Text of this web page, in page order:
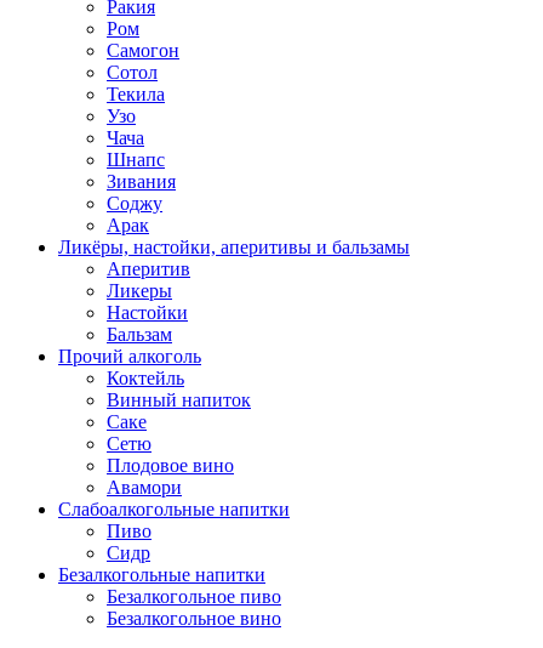
Ракия
Ром
Самогон
Сотол
Текила
Узо
Чача
Шнапс
Зивания
Соджу
Арак
Ликёры, настойки, аперитивы и бальзамы
Аперитив
Ликеры
Настойки
Бальзам
Прочий алкоголь
Коктейль
Винный напиток
Саке
Сетю
Плодовое вино
Авамори
Слабоалкогольные напитки
Пиво
Сидр
Безалкогольные напитки
Безалкогольное пиво
Безалкогольное вино